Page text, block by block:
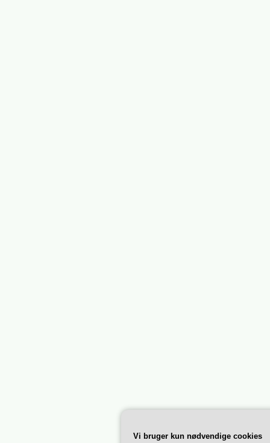
Vi bruger kun nødvendige cookies